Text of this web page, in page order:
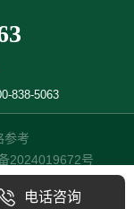
838-5063
参考
2024019672号
电话咨询